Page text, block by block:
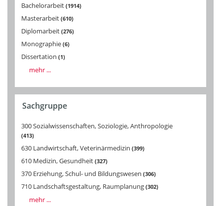
Bachelorarbeit 1914
Masterarbeit 610
Diplomarbeit 276
Monographie 6
Dissertation 1
mehr ...
Sachgruppe
300 Sozialwissenschaften, Soziologie, Anthropologie
413
630 Landwirtschaft, Veterinärmedizin 399
610 Medizin, Gesundheit 327
370 Erziehung, Schul- und Bildungswesen 306
710 Landschaftsgestaltung, Raumplanung 302
mehr ...